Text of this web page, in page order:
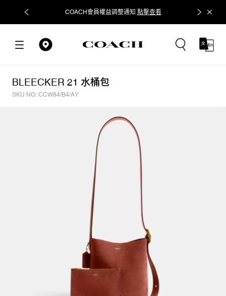
COACH會員權益調整通知 點擊查看 立即追蹤
BLEECKER 21 水桶包
SKU NO: CCW84/B4/AY